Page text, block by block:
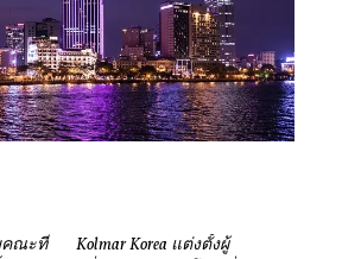
คณะที่
Kolmar Korea แต่งตั้งผู้